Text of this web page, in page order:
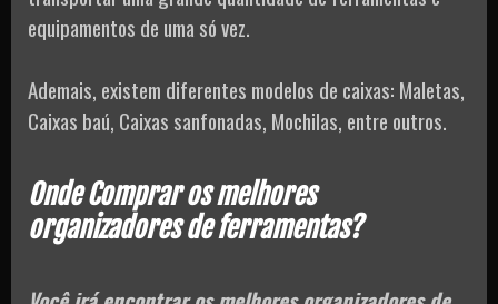
equipamentos de uma só vez.
Ademais, existem diferentes modelos de caixas: Maletas,
Caixas baú, Caixas sanfonadas, Mochilas, entre outros.
Onde Comprar os melhores
organizadores de ferramentas?